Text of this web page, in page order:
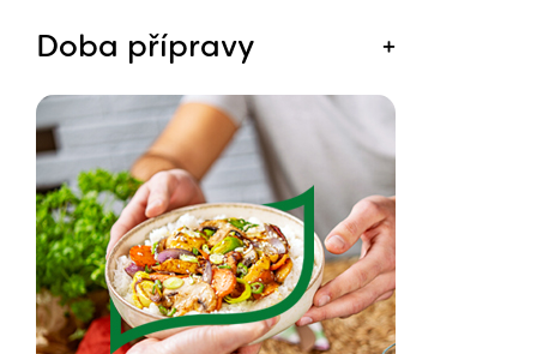
Doba přípravy